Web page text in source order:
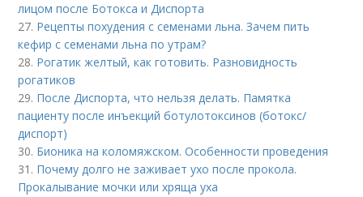
лицом после Ботокса и Диспорта
27. Рецепты похудения с семенами льна. Зачем пить
кефир с семенами льна по утрам?
28. Рогатик желтый, как готовить. Разновидность
рогатиков
29. После Диспорта, что нельзя делать. Памятка
пациенту после инъекций ботулотоксинов (ботокс/
диспорт)
30. Бионика на коломяжском. Особенности проведения
31. Почему долго не заживает ухо после прокола.
Прокалывание мочки или хряща уха